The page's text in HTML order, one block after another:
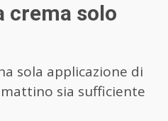
crema solo
sola applicazione di
sia sufficiente